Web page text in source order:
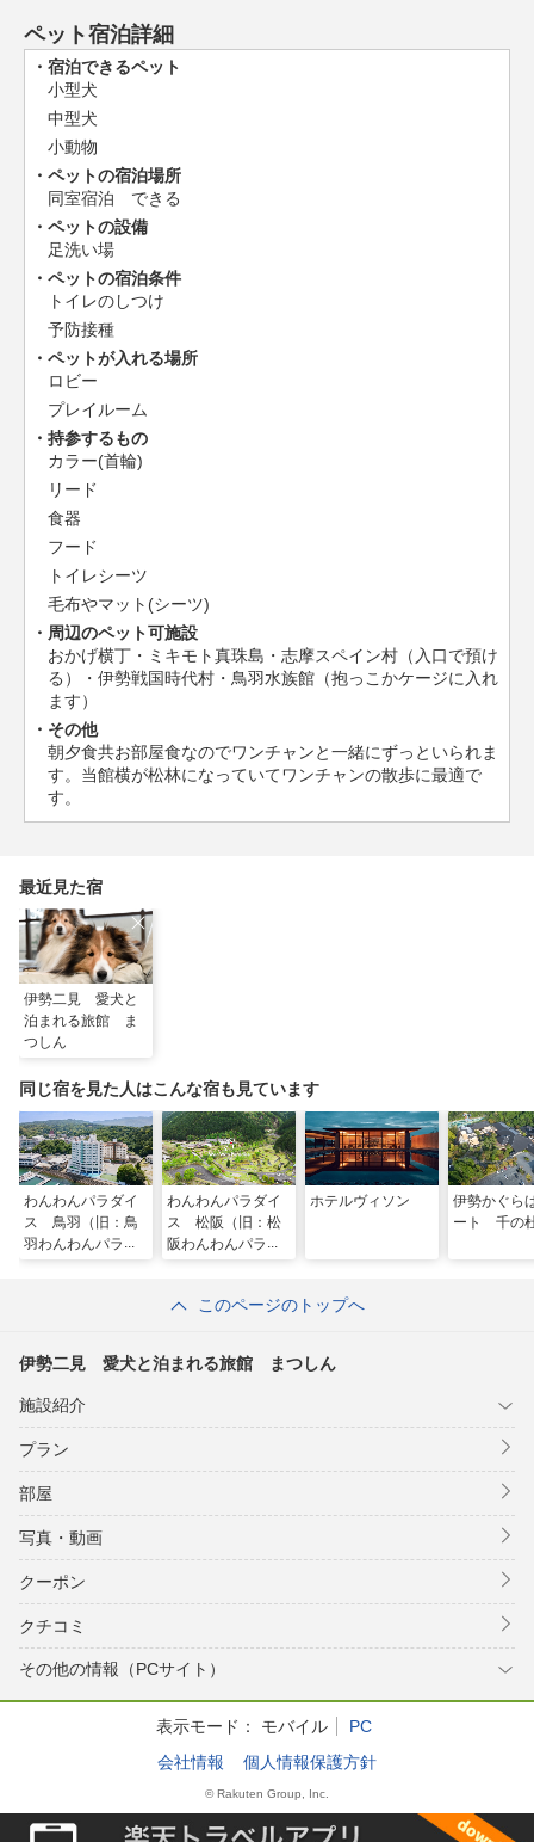
ペット宿泊詳細
宿泊できるペット
小型犬
中型犬
小動物
ペットの宿泊場所
同室宿泊 できる
ペットの設備
足洗い場
ペットの宿泊条件
トイレのしつけ
予防接種
ペットが入れる場所
ロビー
プレイルーム
持参するもの
カラー(首輪)
リード
食器
フード
トイレシーツ
毛布やマット(シーツ)
周辺のペット可施設
おかげ横丁・ミキモト真珠島・志摩スペイン村（入口で預け
る）・伊勢戦国時代村・鳥羽水族館（抱っこかケージに入れ
ます）
その他
朝夕食共お部屋食なのでワンチャンと一緒にずっといられま
す。当館横が松林になっていてワンチャンの散歩に最適で
す。
最近見た宿
伊勢二見 愛犬と
泊まれる旅館 ま
つしん
同じ宿を見た人はこんな宿も見ています
わんわんパラダイ
ス 鳥羽（旧：鳥
羽わんわんパラダ
わんわんパラダイ
ス 松阪（旧：松
阪わんわんパラダ
ホテルヴィソン
伊勢かぐら
ート 千の
このページのトップへ
伊勢二見 愛犬と泊まれる旅館 まつしん
施設紹介
プラン
部屋
写真・動画
クーポン
クチコミ
その他の情報（PCサイト）
表示モード： モバイル
PC
会社情報
個人情報保護方針
© Rakuten Group, Inc.